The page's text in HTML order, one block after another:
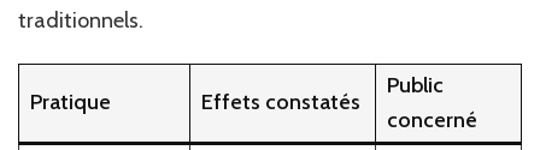
traditionnels.
Pratique Effets constatés
Public
concerné